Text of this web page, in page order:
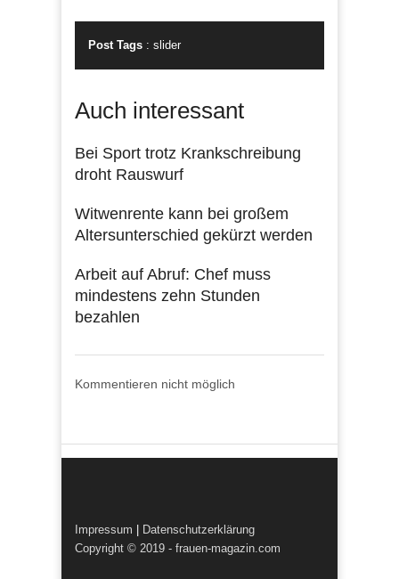
Post Tags : slider
Auch interessant
Bei Sport trotz Krankschreibung
droht Rauswurf
Witwenrente kann bei großem
Altersunterschied gekürzt werden
Arbeit auf Abruf: Chef muss
mindestens zehn Stunden
bezahlen
Kommentieren nicht möglich
Impressum
Datenschutzerklärung
Copyright © 2019 - frauen-magazin.com